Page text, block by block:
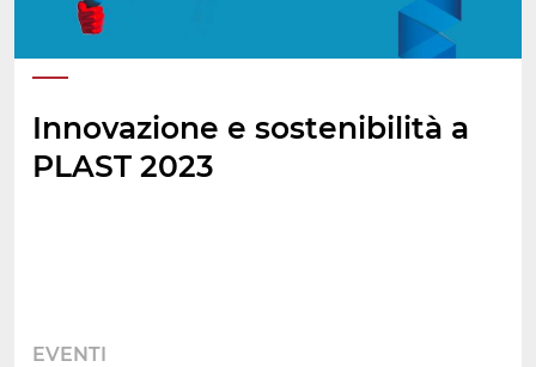
Innovazione e sostenibilità a
PLAST 2023
EVENTI